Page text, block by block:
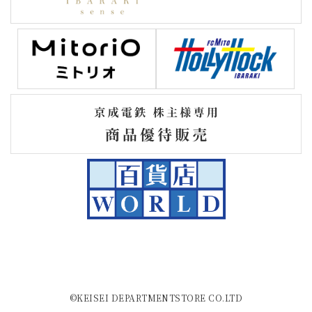
©KEISEI DEPARTMENTSTORE CO.LTD